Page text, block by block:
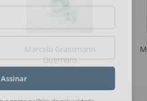
Marcelo Grassmann
Guerreiro
Assinar